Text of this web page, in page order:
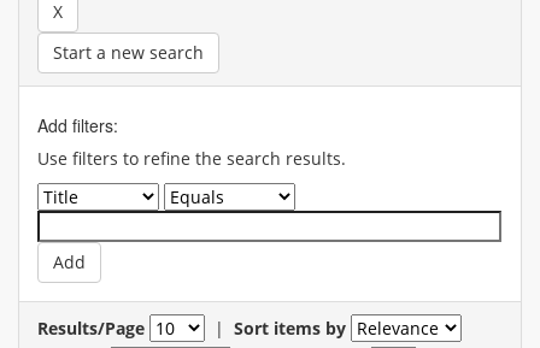
Start a new search
Add filters:
Use filters to refine the search results.
Results/Page | Sort items by